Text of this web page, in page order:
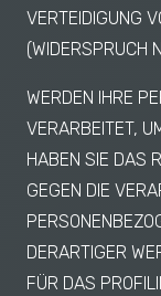
VERTEIDIGUNG
(WIDERSPRUCH
WERDEN IHRE
VERARBEITET,
HABEN SIE DAS
GEGEN DIE
DERARTIGER
FÜR DAS